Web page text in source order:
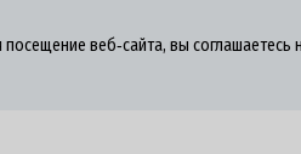
веб‑сайта, вы соглашаетесь